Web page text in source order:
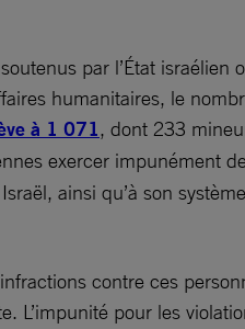
par l’État israélien
humanitaires, le
à 1 071, dont 233
exercer impunément
ainsi qu’à son
contre ces
L’impunité pour les